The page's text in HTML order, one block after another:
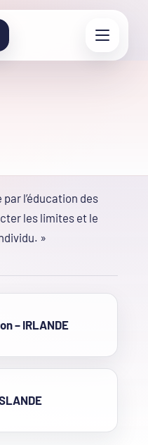
l’éducation des
les limites et le
»
– IRLANDE